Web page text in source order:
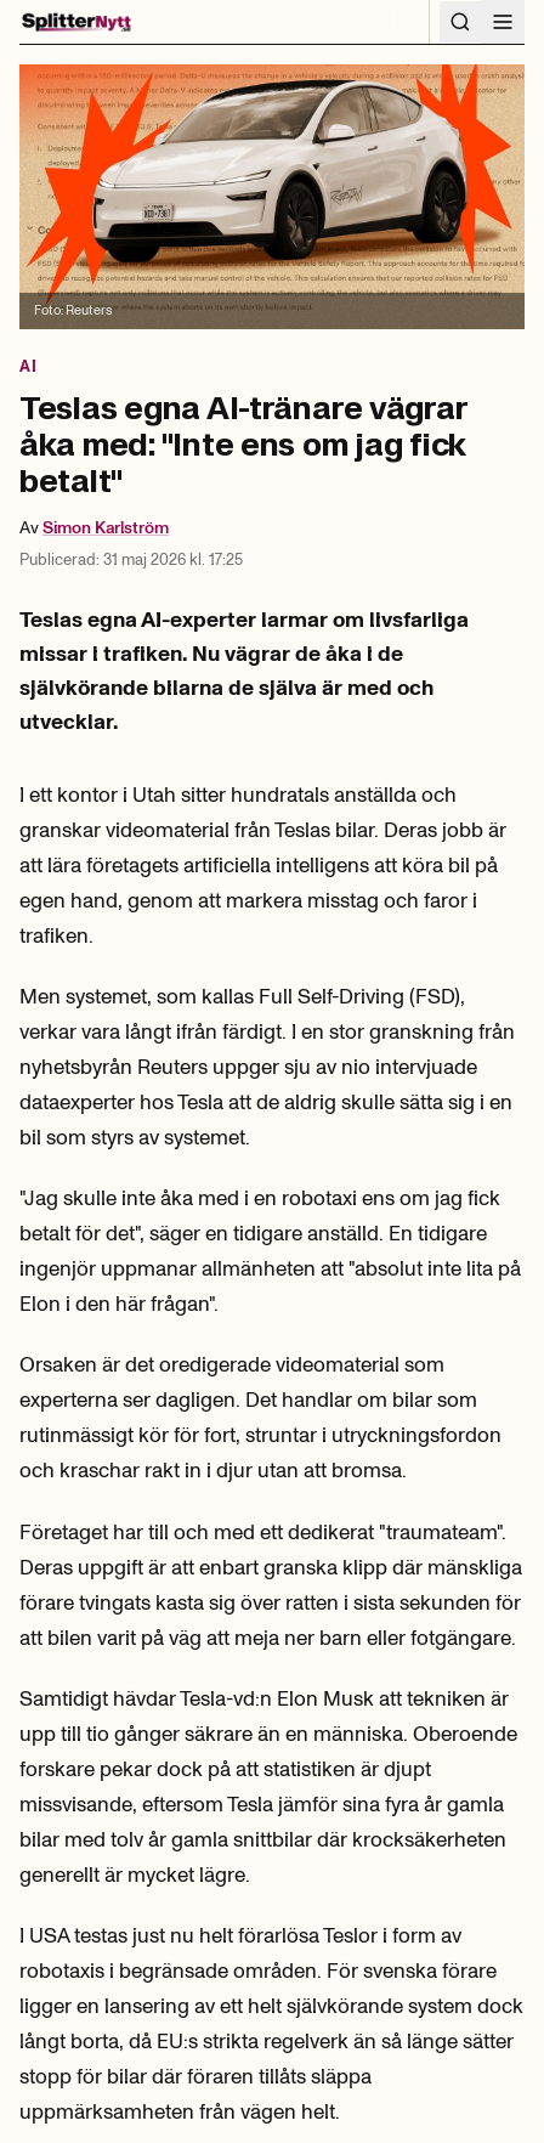
Hoppa till innehåll
Foto:Reuters
AI
Teslas egna AI-tränare vägrar
åka med: "Inte ens om jag fick
betalt"
AvSimon Karlström
Publicerad: 31 maj 2026 kl. 17:25
Teslas egna AI-experter larmar om livsfarliga
missar i trafiken. Nu vägrar de åka i de
självkörande bilarna de själva är med och
utvecklar.
I ett kontor i Utah sitter hundratals anställda och
granskar videomaterial från Teslas bilar. Deras jobb är
att lära företagets artificiella intelligens att köra bil på
egen hand, genom att markera misstag och faror i
trafiken.
Men systemet, som kallas Full Self-Driving (FSD),
verkar vara långt ifrån färdigt. I en stor granskning från
nyhetsbyrån Reuters uppger sju av nio intervjuade
dataexperter hos Tesla att de aldrig skulle sätta sig i en
bil som styrs av systemet.
"Jag skulle inte åka med i en robotaxi ens om jag fick
betalt för det", säger en tidigare anställd. En tidigare
ingenjör uppmanar allmänheten att "absolut inte lita på
Elon i den här frågan".
Orsaken är det oredigerade videomaterial som
experterna ser dagligen. Det handlar om bilar som
rutinmässigt kör för fort, struntar i utryckningsfordon
och kraschar rakt in i djur utan att bromsa.
Företaget har till och med ett dedikerat "traumateam".
Deras uppgift är att enbart granska klipp där mänskliga
förare tvingats kasta sig över ratten i sista sekunden för
att bilen varit på väg att meja ner barn eller fotgängare.
Samtidigt hävdar Tesla-vd:n Elon Musk att tekniken är
upp till tio gånger säkrare än en människa. Oberoende
forskare pekar dock på att statistiken är djupt
missvisande, eftersom Tesla jämför sina fyra år gamla
bilar med tolv år gamla snittbilar där krocksäkerheten
generellt är mycket lägre.
I USA testas just nu helt förarlösa Teslor i form av
robotaxis i begränsade områden. För svenska förare
ligger en lansering av ett helt självkörande system dock
långt borta, då EU:s strikta regelverk än så länge sätter
stopp för bilar där föraren tillåts släppa
uppmärksamheten från vägen helt.